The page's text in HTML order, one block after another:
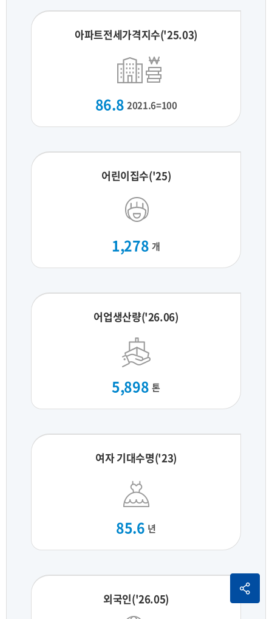
아파트전세가격지수('25.03)
86.8 2021.6=100
어린이집수('25)
1,278 개
어업생산량('26.06)
5,898 톤
여자 기대수명('23)
85.6 년
외국인('26.05)